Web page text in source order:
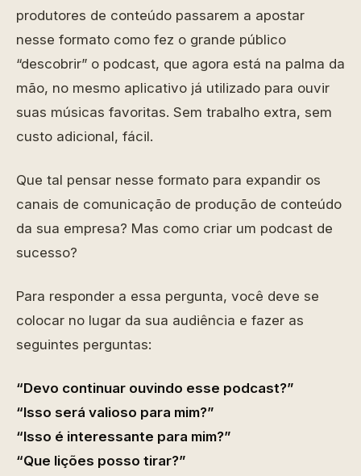
produtores de conteúdo passarem a apostar
nesse formato como fez o grande público
“descobrir” o podcast, que agora está na palma da
mão, no mesmo aplicativo já utilizado para ouvir
suas músicas favoritas. Sem trabalho extra, sem
custo adicional, fácil.
Que tal pensar nesse formato para expandir os
canais de comunicação de produção de conteúdo
da sua empresa? Mas como criar um podcast de
sucesso?
Para responder a essa pergunta, você deve se
colocar no lugar da sua audiência e fazer as
seguintes perguntas:
“Devo continuar ouvindo esse podcast?”
“Isso será valioso para mim?”
“Isso é interessante para mim?”
“Que lições posso tirar?”